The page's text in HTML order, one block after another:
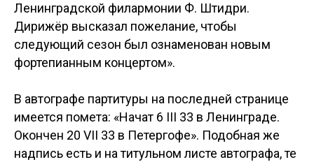
Ленинградской филармонии Ф. Штидри.
Дирижёр высказал пожелание, чтобы
следующий сезон был ознаменован новым
фортепианным концертом».
В автографе партитуры на последней странице
имеется помета: «Начат 6 III 33 в Ленинграде.
Окончен 20 VII 33 в Петергофе». Подобная же
надпись есть и на титульном листе автографа, те